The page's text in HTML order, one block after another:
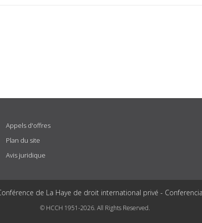
Appels d'offres
Plan du site
Avis juridique
de La Haye de droit international privé -
© HCCH 1951-2026. All Rights Reserved.